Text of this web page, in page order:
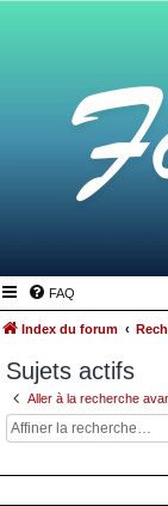
FAQ
Index du forum
Sujets actifs
Aller à la recherche